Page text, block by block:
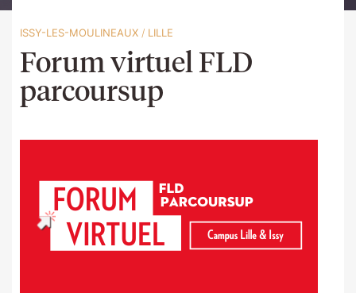
ISSY-LES-MOULINEAUX / LILLE
Forum virtuel FLD
parcoursup